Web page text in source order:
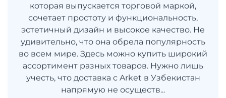
которая выпускается торговой маркой,
сочетает простоту и функциональность,
эстетичный дизайн и высокое качество. Не
удивительно, что она обрела популярность
во всем мире. Здесь можно купить широкий
ассортимент разных товаров. Нужно лишь
учесть, что доставка с Arket в Узбекистан
напрямую не осуществ...